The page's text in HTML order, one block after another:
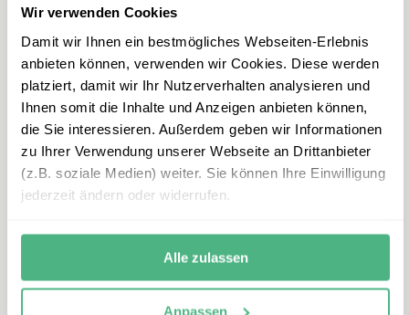
Wir verwenden Cookies
Damit wir Ihnen ein bestmögliches Webseiten-Erlebnis
anbieten können, verwenden wir Cookies. Diese werden
platziert, damit wir Ihr Nutzerverhalten analysieren und
Ihnen somit die Inhalte und Anzeigen anbieten können,
die Sie interessieren. Außerdem geben wir Informationen
zu Ihrer Verwendung unserer Webseite an Drittanbieter
(z.B. soziale Medien) weiter. Sie können Ihre Einwilligung
jederzeit ändern oder widerrufen.
Alle zulassen
Anpassen
E-Mail
usa@erlebe.de
Montag – Freitag:
und nach individueller